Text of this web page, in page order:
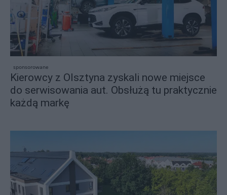
sponsorowane
Kierowcy z Olsztyna zyskali nowe miejsce
do serwisowania aut. Obsłużą tu praktycznie
każdą markę